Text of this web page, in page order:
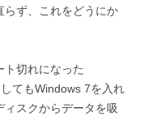
らず、これをどうにか
ト切れになった
てもWindows 7を入れ
スクからデータを吸